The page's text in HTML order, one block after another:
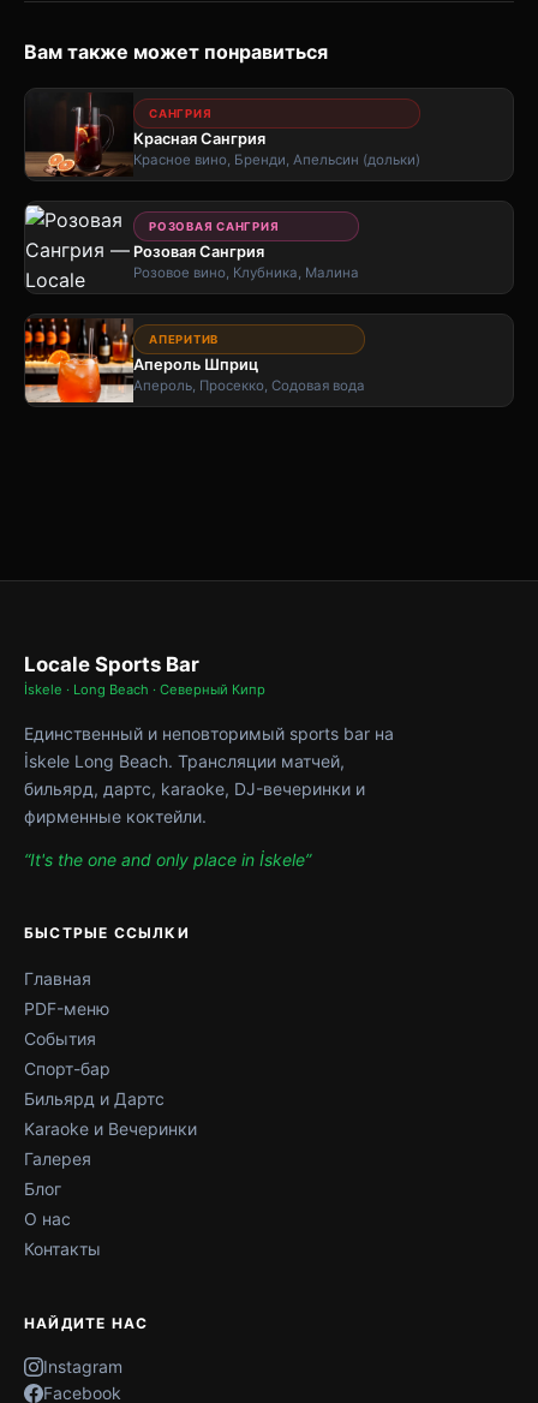
Вам также может понравиться
САНГРИЯ
Красная Сангрия
Красное вино, Бренди, Апельсин (дольки)
РОЗОВАЯ САНГРИЯ
Розовая Сангрия
Розовое вино, Клубника, Малина
АПЕРИТИВ
Апероль Шприц
Апероль, Просекко, Содовая вода
Locale Sports Bar
İskele · Long Beach · Северный Кипр
Единственный и неповторимый sports bar на
İskele Long Beach. Трансляции матчей,
бильярд, дартс, karaoke, DJ-вечеринки и
фирменные коктейли.
“It's the one and only place in İskele”
БЫСТРЫЕ ССЫЛКИ
Главная
PDF-меню
События
Спорт-бар
Бильярд и Дартс
Karaoke и Вечеринки
Галерея
Блог
О нас
Контакты
НАЙДИТЕ НАС
Instagram
Facebook